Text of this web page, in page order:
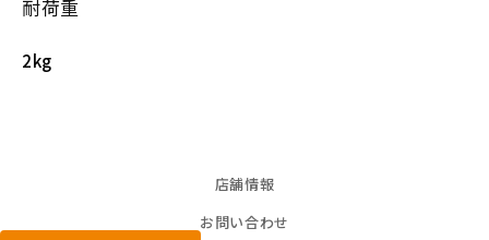
耐荷重
2kg
店舗情報
お問い合わせ